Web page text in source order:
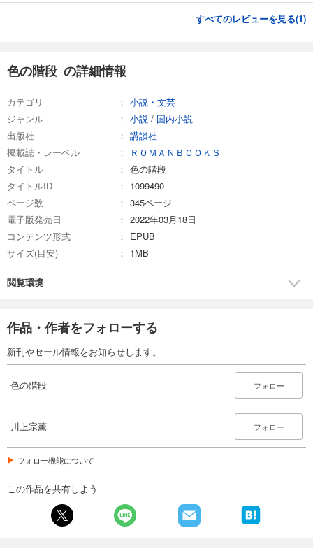
すべてのレビューを見る(1)
色の階段 の詳細情報
カテゴリ
小説・文芸
ジャンル
小説 / 国内小説
出版社
講談社
掲載誌・レーベル
ＲＯＭＡＮＢＯＯＫＳ
タイトル
色の階段
タイトルID
1099490
ページ数
345ページ
電子版発売日
2022年03月18日
コンテンツ形式
EPUB
サイズ(目安)
1MB
閲覧環境
作品・作者をフォローする
新刊やセール情報をお知らせします。
色の階段 フォロー
川上宗薫 フォロー
フォロー機能について
この作品を共有しよう